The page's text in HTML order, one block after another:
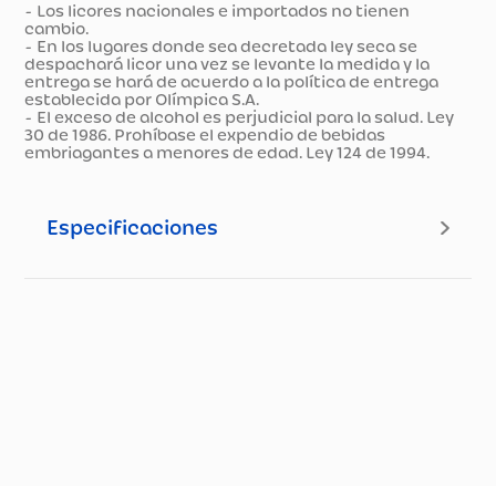
- Los licores nacionales e importados no tienen
cambio.
- En los lugares donde sea decretada ley seca se
despachará licor una vez se levante la medida y la
entrega se hará de acuerdo a la política de entrega
establecida por Olímpica S.A.
- El exceso de alcohol es perjudicial para la salud. Ley
30 de 1986. Prohíbase el expendio de bebidas
embriagantes a menores de edad. Ley 124 de 1994.
Especificaciones